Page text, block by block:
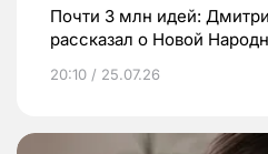
Почти 3 млн идей:
рассказал о Новой
20:10 / 25.07.26